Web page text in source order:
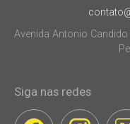
Avenida Antonio
Siga nas redes